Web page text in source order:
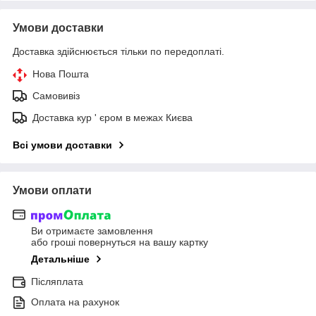
Умови доставки
Доставка здійснюється тільки по передоплаті.
Нова Пошта
Самовивіз
Доставка кур ' єром в межах Києва
Всі умови доставки
Умови оплати
Ви отримаєте замовлення
або гроші повернуться на вашу картку
Детальніше
Післяплата
Оплата на рахунок